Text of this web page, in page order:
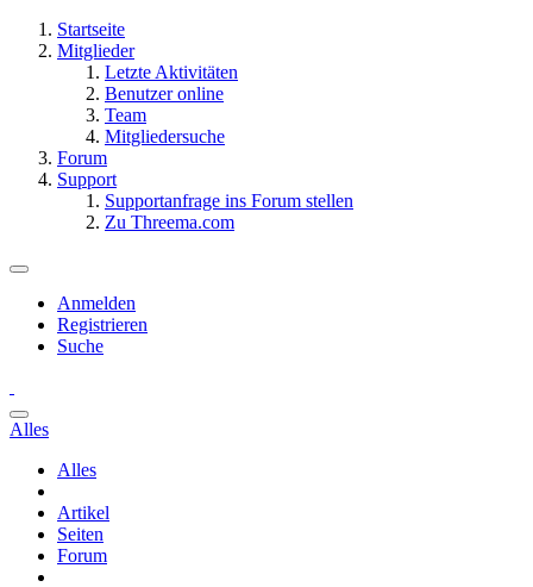
Startseite
Mitglieder
Letzte Aktivitäten
Benutzer online
Team
Mitgliedersuche
Forum
Support
Supportanfrage ins Forum stellen
Zu Threema.com
Anmelden
Registrieren
Suche
Alles
Alles
Artikel
Seiten
Forum